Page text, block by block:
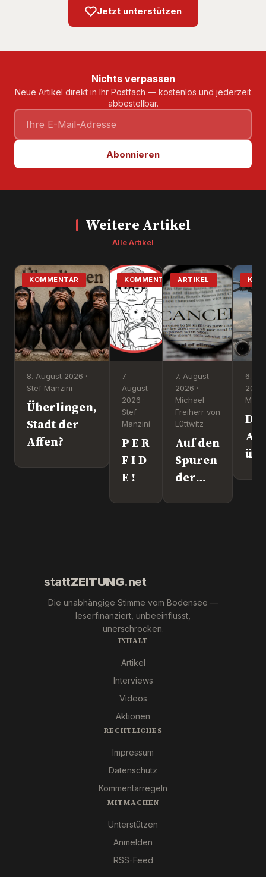
Jetzt unterstützen
Nichts verpassen
Neue Artikel direkt in Ihr Postfach — kostenlos und jederzeit
abbestellbar.
Abonnieren
Weitere Artikel
Alle Artikel
KOMMENTAR
8. August 2026 ·
Stef Manzini
Überlingen,
Stadt der
Affen?
KOMMENTAR
7.
August
2026 ·
Stef
Manzini
P E R
F I D
E !
ARTIKEL
7. August
2026 ·
Michael
Freiherr von
Lüttwitz
Auf den
Spuren
der
6.
2026
stattZEITUNG.net
Die unabhängige Stimme vom Bodensee —
leserfinanziert, unbeeinflusst,
unerschrocken.
INHALT
Artikel
Interviews
Videos
Aktionen
RECHTLICHES
Impressum
Datenschutz
Kommentarregeln
MITMACHEN
Unterstützen
Anmelden
RSS-Feed